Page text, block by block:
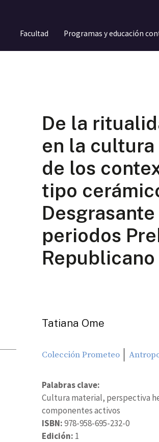
Facultad Programas y educación
De la
en la
de los
tipo
periodos
Republicano
Tatiana Ome
Colección Prometeo
Palabras clave:
Cultura material, perspectiva
componentes activos
ISBN:978-958-695-232-0
Edición: 1